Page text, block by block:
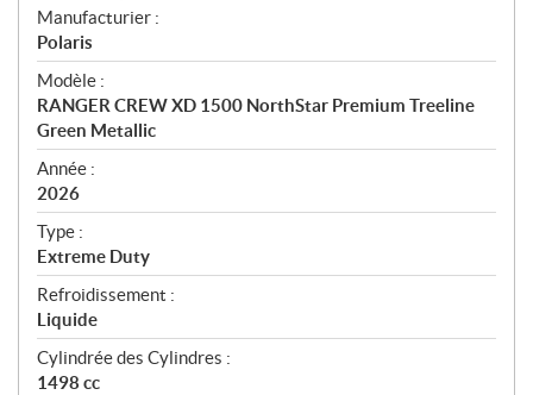
S
p
é
c
i
f
i
c
a
t
i
o
n
s
Manufacturier :
Polaris
Modèle :
RANGER CREW XD 1500 NorthStar Premium Treeline
Green Metallic
Année :
2026
Type :
Extreme Duty
Refroidissement :
Liquide
Cylindrée des Cylindres :
1498 cc